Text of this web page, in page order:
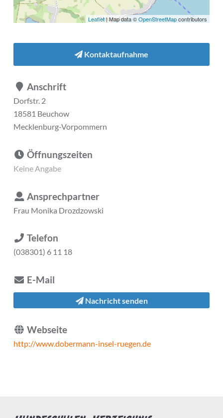
Leaflet| Map data ©OpenStreetMapcontributors
Kontaktaufnahme
Anschrift
Dorfstr. 2
18581 Beuchow
Mecklenburg-Vorpommern
Öffnungszeiten
Keine Angabe
Ansprechpartner
Frau Monika Drozdzowski
Telefon
(038301) 6 11 18
E-Mail
Nachricht senden
Webseite
http://www.dobermann-insel-ruegen.de